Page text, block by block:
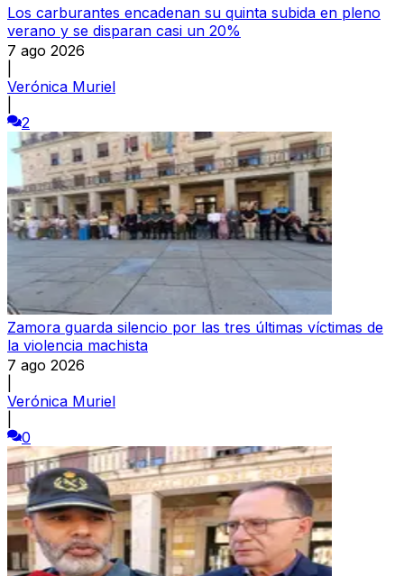
Los carburantes encadenan su quinta subida en pleno
verano y se disparan casi un 20%
7 ago 2026
Verónica Muriel
2
Zamora guarda silencio por las tres últimas víctimas de
la violencia machista
7 ago 2026
Verónica Muriel
0